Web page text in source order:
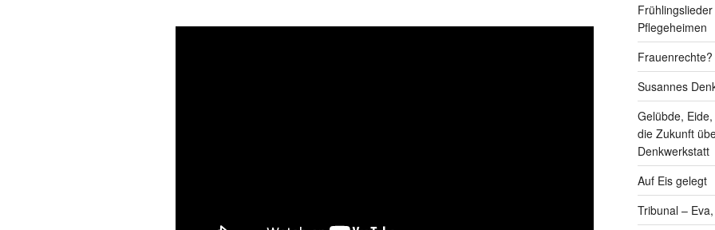
Pflegeheimen
Susannes
Gelübde,
die Zukunft
Denkwerkstatt
Auf Eis gelegt
Tribunal –